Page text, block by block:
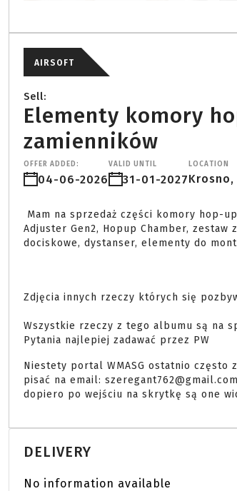
AIRSOFT
Sell:
Elementy komory
zamienników
OFFER ADDED:
04-06-2026
VALID UNTIL
31-01-2027
LOCATION
Adjuster Gen2, Hopup Chamber,
dociskowe, dystanser, elementy do
Zdjęcia innych rzeczy których się
Wszystkie rzeczy z tego albumu są na
Pytania najlepiej zadawać przez PW
Niestety portal WMASG ostatnio często
pisać na email:
dopiero po wejściu na skrytkę są one
DELIVERY
No information available